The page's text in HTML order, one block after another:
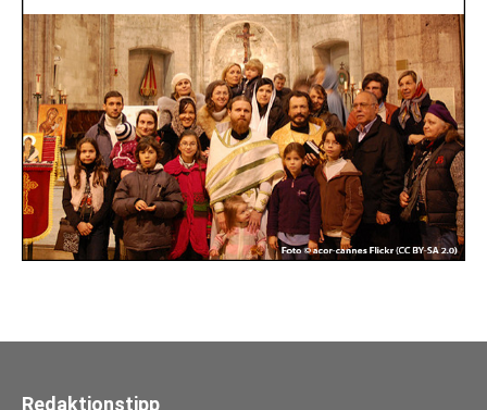
Redaktionstipp